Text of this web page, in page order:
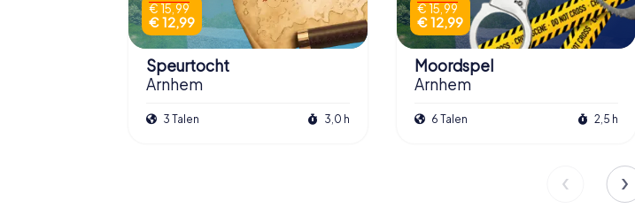
€ 15,99
€ 12,99
Speurtocht
Arnhem
3 Talen 3,0 h
€ 15,99
€ 12,99
Moordspel
Arnhem
6 Talen 2,5 h